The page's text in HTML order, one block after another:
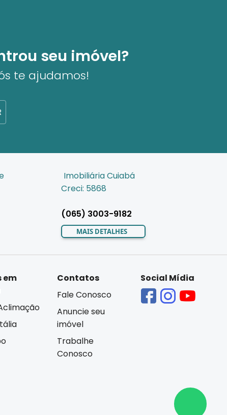
seu imóvel?
te ajudamos!
Imobiliária Cuiabá
Creci: 5868
(065) 3003-9182
MAIS DETALHES
em
Contatos
Fale Conosco
Anuncie seu
imóvel
Trabalhe
Conosco
Social Mídia